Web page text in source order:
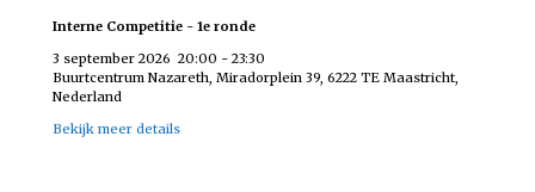
Interne Competitie - 1e ronde
3 september 2026 20:00 - 23:30
Buurtcentrum Nazareth, Miradorplein 39, 6222 TE Maastricht,
Nederland
Bekijk meer details